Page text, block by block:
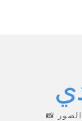
📸